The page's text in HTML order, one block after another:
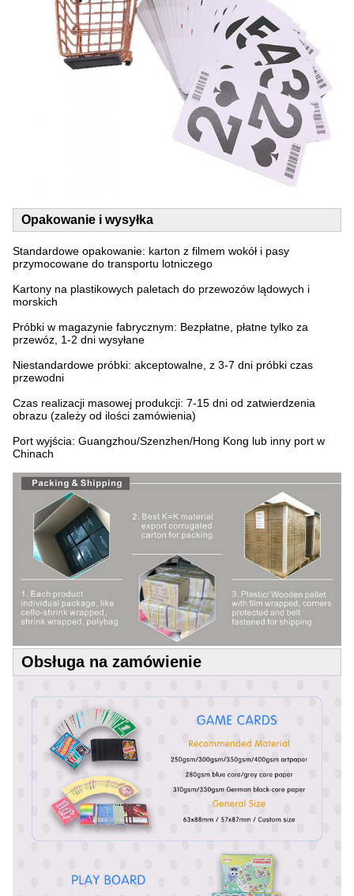
Opakowanie i wysyłka
Standardowe opakowanie: karton z filmem wokół i pasy
przymocowane do transportu lotniczego
Kartony na plastikowych paletach do przewozów lądowych i
morskich
Próbki w magazynie fabrycznym: Bezpłatne, płatne tylko za
przewóz, 1-2 dni wysyłane
Niestandardowe próbki: akceptowalne, z 3-7 dni próbki czas
przewodni
Czas realizacji masowej produkcji: 7-15 dni od zatwierdzenia
obrazu (zależy od ilości zamówienia)
Port wyjścia: Guangzhou/Szenzhen/Hong Kong lub inny port w
Chinach
Obsługa na zamówienie